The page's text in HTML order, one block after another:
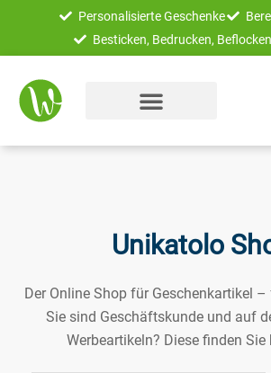
springen
Personalisierte Geschenke
Besticken, Bedrucken,
Unikatolo
Der Online Shop für Geschenkartikel
Sie sind Geschäftskunde und auf
Werbeartikeln? Diese finden Sie